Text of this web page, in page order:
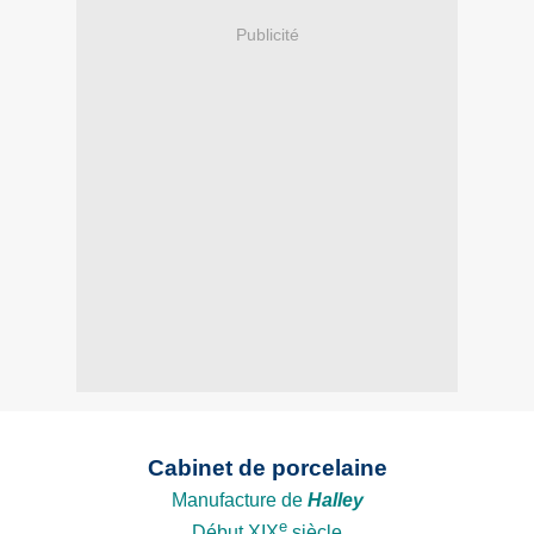
Publicité
Cabinet de porcelaine
Manufacture de Halley
e